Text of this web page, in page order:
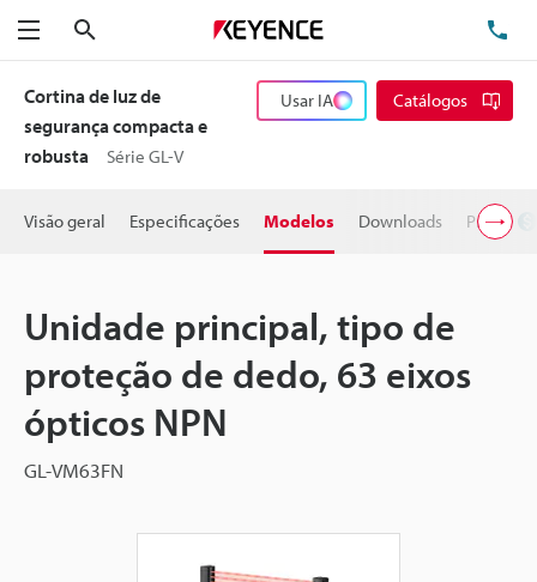
Menu
Cortina de luz de
segurança compacta e
robusta
Série GL-V
Usar IA Catálogos
Visão geral Especificações Modelos Downloads Preço
Unidade principal, tipo de
proteção de dedo, 63 eixos
ópticos NPN
GL-VM63FN